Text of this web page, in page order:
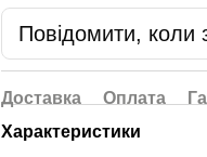
Повідомити, коли
Доставка Оплата
Характеристики